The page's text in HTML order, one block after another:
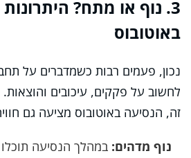
3. נוף או מתח?
באוטובוס
נכון, פעמים רבות כשמדברים על
לחשוב על פקקים, עיכובים
זה, הנסיעה באוטובוס מציעה גם
נוף מדהים: במהלך הנסיעה